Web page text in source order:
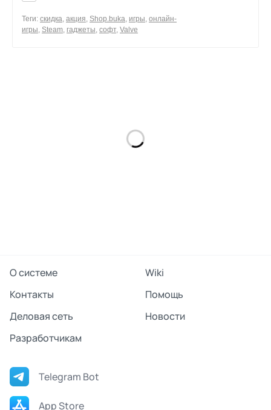
0
Теги: скидка, акция, Shop.buka, игры, онлайн-
игры, Steam, гаджеты, софт, Valve
О системе
Wiki
Контакты
Помощь
Деловая сеть
Новости
Разработчикам
Telegram Bot
App Store